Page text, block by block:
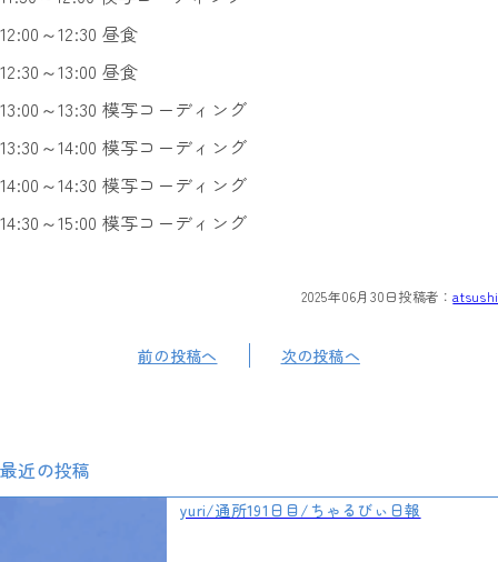
12:00～12:30 昼食
12:30～13:00 昼食
13:00～13:30 模写コーディング
13:30～14:00 模写コーディング
14:00～14:30 模写コーディング
14:30～15:00 模写コーディング
2025年06月30日投稿者：atsushi
前の投稿へ 次の投稿へ
最近の投稿
yuri/通所191日目/ちゃるびぃ日報